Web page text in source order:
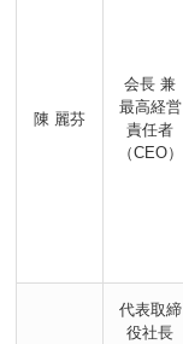
陳 麗芬
会長 兼
最高経営
責任者
（CEO）
代表取締
役社長